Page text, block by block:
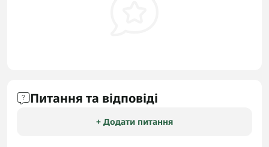
Питання та відповіді
+ Додати питання